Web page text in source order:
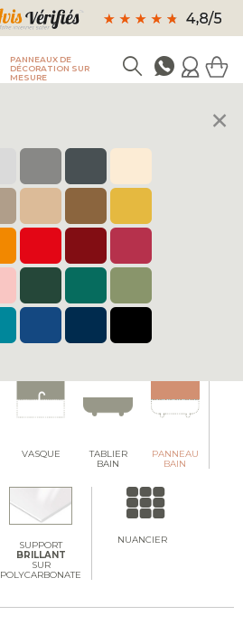
PANNEAUX DE
DÉCORATION SUR
MESURE
×
VASQUE
TABLIER
BAIN
PANNEAU
BAIN
SUPPORT
BRILLANT
SUR
POLYCARBONATE
NUANCIER